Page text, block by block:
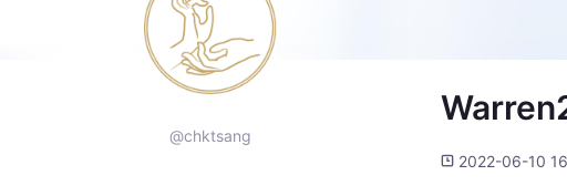
@chktsang
2022-06-10